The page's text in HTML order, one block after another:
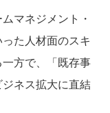
マネジメント・
た人材面のスキ
方で、「既存事
ネス拡大に直結